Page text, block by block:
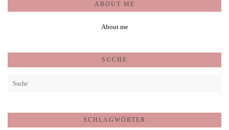
ABOUT ME
About me
SUCHE
SCHLAGWÖRTER